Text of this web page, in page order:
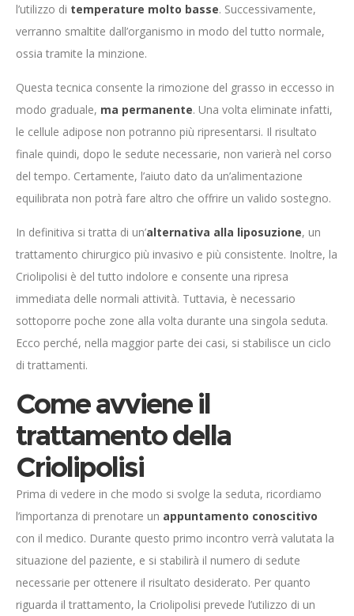
l’utilizzo di temperature molto basse. Successivamente,
verranno smaltite dall’organismo in modo del tutto normale,
ossia tramite la minzione.
Questa tecnica consente la rimozione del grasso in eccesso in
modo graduale, ma permanente. Una volta eliminate infatti,
le cellule adipose non potranno più ripresentarsi. Il risultato
finale quindi, dopo le sedute necessarie, non varierà nel corso
del tempo. Certamente, l’aiuto dato da un’alimentazione
equilibrata non potrà fare altro che offrire un valido sostegno.
In definitiva si tratta di un’alternativa alla liposuzione, un
trattamento chirurgico più invasivo e più consistente. Inoltre, la
Criolipolisi è del tutto indolore e consente una ripresa
immediata delle normali attività. Tuttavia, è necessario
sottoporre poche zone alla volta durante una singola seduta.
Ecco perché, nella maggior parte dei casi, si stabilisce un ciclo
di trattamenti.
Come avviene il
trattamento della
Criolipolisi
Prima di vedere in che modo si svolge la seduta, ricordiamo
l’importanza di prenotare un appuntamento conoscitivo
con il medico. Durante questo primo incontro verrà valutata la
situazione del paziente, e si stabilirà il numero di sedute
necessarie per ottenere il risultato desiderato. Per quanto
riguarda il trattamento, la Criolipolisi prevede l’utilizzo di un